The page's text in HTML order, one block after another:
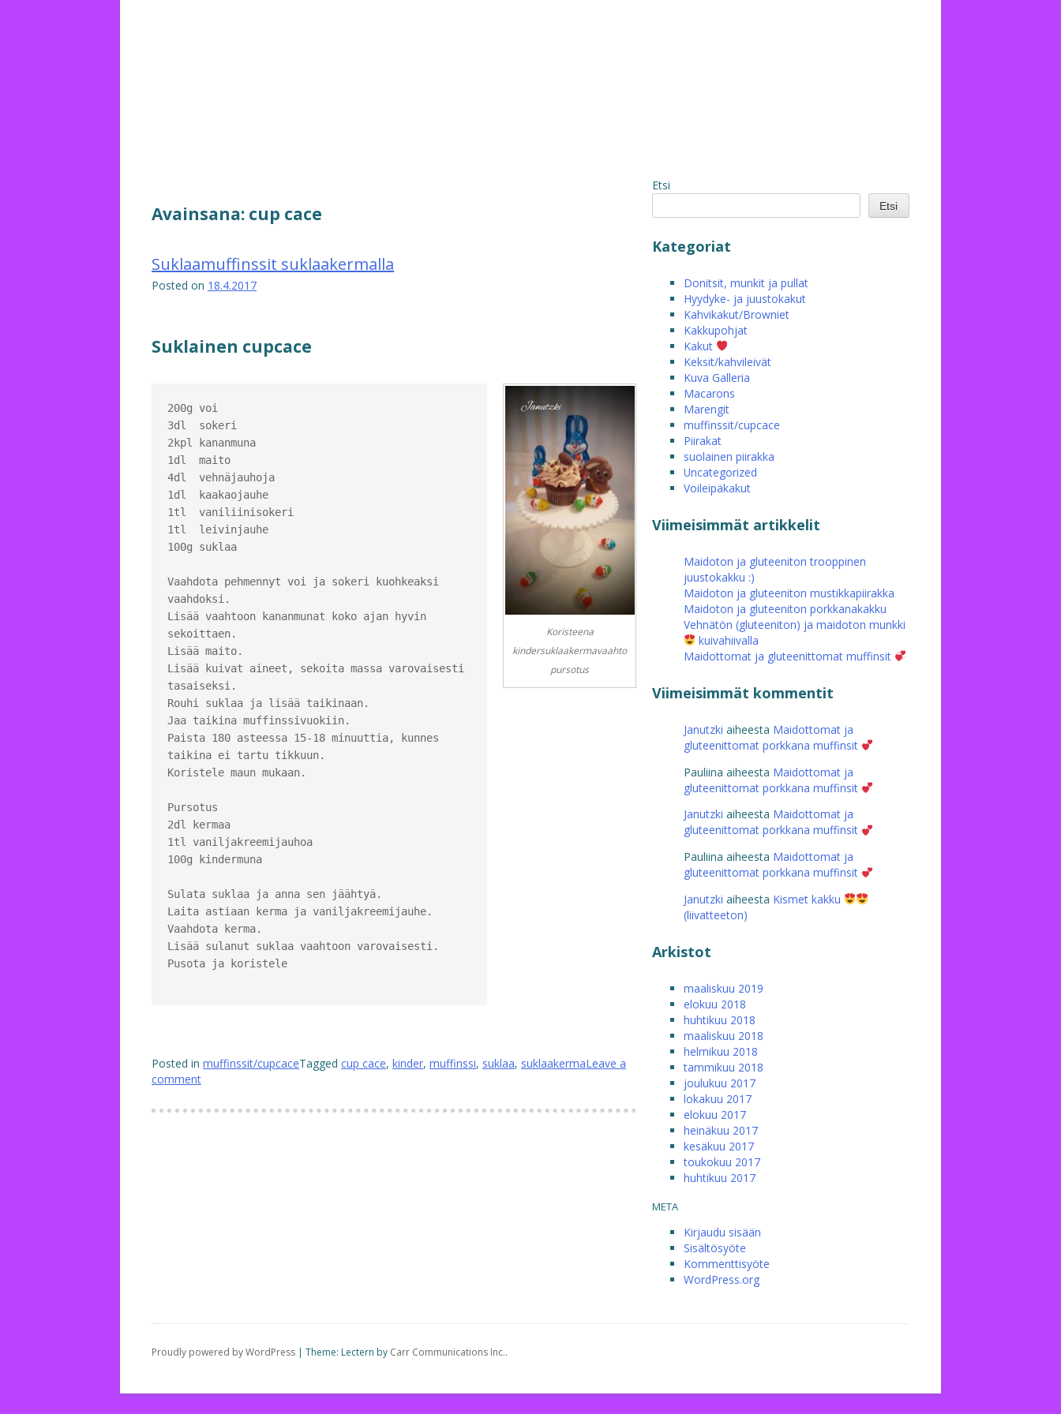
Avainsana: cup cace
Suklaamuffinssit suklaakermalla
Posted on 18.4.2017
Suklainen cupcace
Koristeena
kindersuklaakermavaahto
pursotus
200g voi
3dl  sokeri
2kpl kananmuna
1dl  maito
4dl  vehnäjauhoja
1dl  kaakaojauhe
1tl  vaniliinisokeri
1tl  leivinjauhe
100g suklaa
Vaahdota pehmennyt voi ja sokeri kuohkeaksi
vaahdoksi.
Lisää vaahtoon kananmunat koko ajan hyvin
sekoittaen.
Lisää maito.
Lisää kuivat aineet, sekoita massa varovaisesti
tasaiseksi.
Rouhi suklaa ja lisää taikinaan.
Jaa taikina muffinssivuokiin.
Paista 180 asteessa 15-18 minuuttia, kunnes
taikina ei tartu tikkuun.
Koristele maun mukaan.
Pursotus
2dl kermaa
1tl vaniljakreemijauhoa
100g kindermuna
Sulata suklaa ja anna sen jäähtyä.
Laita astiaan kerma ja vaniljakreemijauhe.
Vaahdota kerma.
Lisää sulanut suklaa vaahtoon varovaisesti.
Pusota ja koristele
Posted in muffinssit/cupcaceTagged cup cace, kinder, muffinssi, suklaa, suklaakermaLeave a
comment
Etsi
Etsi
Kategoriat
Donitsit, munkit ja pullat
Hyydyke- ja juustokakut
Kahvikakut/Browniet
Kakkupohjat
Kakut
Keksit/kahvileivät
Kuva Galleria
Macarons
Marengit
muffinssit/cupcace
Piirakat
suolainen piirakka
Uncategorized
Voileipäkakut
Viimeisimmät artikkelit
Maidoton ja gluteeniton trooppinen
juustokakku :)
Maidoton ja gluteeniton mustikkapiirakka
Maidoton ja gluteeniton porkkanakakku
Vehnätön (gluteeniton) ja maidoton munkki
kuivahiivalla
Maidottomat ja gluteenittomat muffinsit
Viimeisimmät kommentit
Janutzki aiheesta Maidottomat ja
gluteenittomat porkkana muffinsit
Pauliina aiheesta Maidottomat ja
gluteenittomat porkkana muffinsit
Janutzki aiheesta Maidottomat ja
gluteenittomat porkkana muffinsit
Pauliina aiheesta Maidottomat ja
gluteenittomat porkkana muffinsit
Janutzki aiheesta Kismet kakku
(liivatteeton)
Arkistot
maaliskuu 2019
elokuu 2018
huhtikuu 2018
maaliskuu 2018
helmikuu 2018
tammikuu 2018
joulukuu 2017
lokakuu 2017
elokuu 2017
heinäkuu 2017
kesäkuu 2017
toukokuu 2017
huhtikuu 2017
META
Kirjaudu sisään
Sisältösyöte
Kommenttisyöte
WordPress.org
Proudly powered by WordPress | Theme: Lectern by Carr Communications Inc..